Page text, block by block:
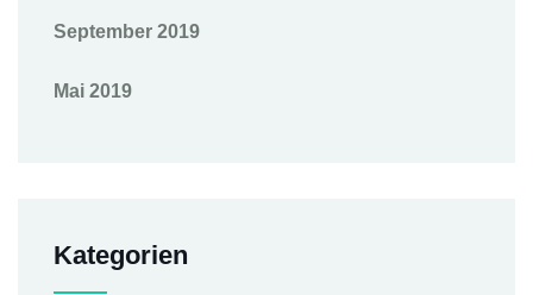
September 2019
Mai 2019
Kategorien